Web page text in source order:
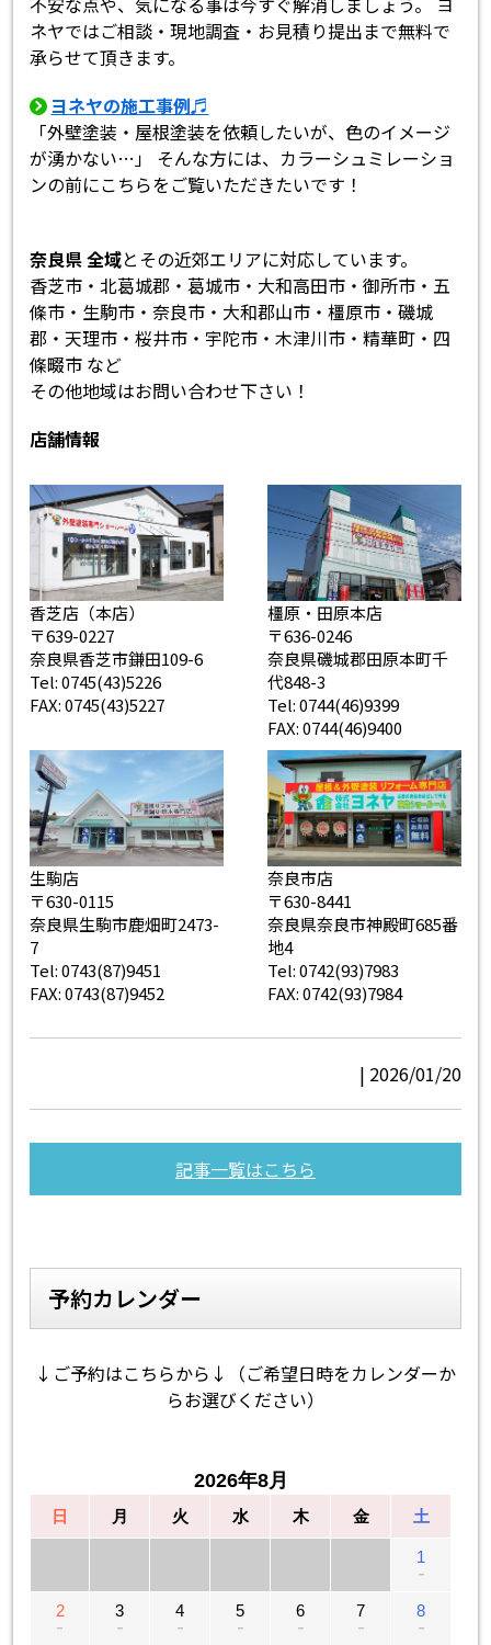
見積もりシミュレーション
ネヤではご相談・現地調査・お見積り提出まで無料で
承らせて頂きます。
ヨネヤの施工事例♬
「外壁塗装・屋根塗装を依頼したいが、色のイメージ
が湧かない…」 そんな方には、カラーシュミレーショ
ンの前にこちらをご覧いただきたいです！
奈良県 全域とその近郊エリアに対応しています。
香芝市・北葛城郡・葛城市・大和高田市・御所市・五
條市・生駒市・奈良市・大和郡山市・橿原市・磯城
郡・天理市・桜井市・宇陀市・木津川市・精華町・四
條畷市 など
その他地域はお問い合わせ下さい！
店舗情報
香芝店（本店）
〒639-0227
奈良県香芝市鎌田109-6
Tel: 0745(43)5226
FAX: 0745(43)5227
橿原・田原本店
〒636-0246
奈良県磯城郡田原本町千
代848-3
Tel: 0744(46)9399
FAX: 0744(46)9400
生駒店
〒630-0115
奈良県生駒市鹿畑町2473-
7
Tel: 0743(87)9451
FAX: 0743(87)9452
奈良市店
〒630-8441
奈良県奈良市神殿町685番
地4
Tel: 0742(93)7983
FAX: 0742(93)7984
| 2026/01/20
記事一覧はこちら
予約カレンダー
↓ご予約はこちらから↓（ご希望日時をカレンダーか
らお選びください）
2026年8月
日 月 火 水 木 金 土
1
－
2
－
3
－
4
－
5
－
6
－
7
－
8
－